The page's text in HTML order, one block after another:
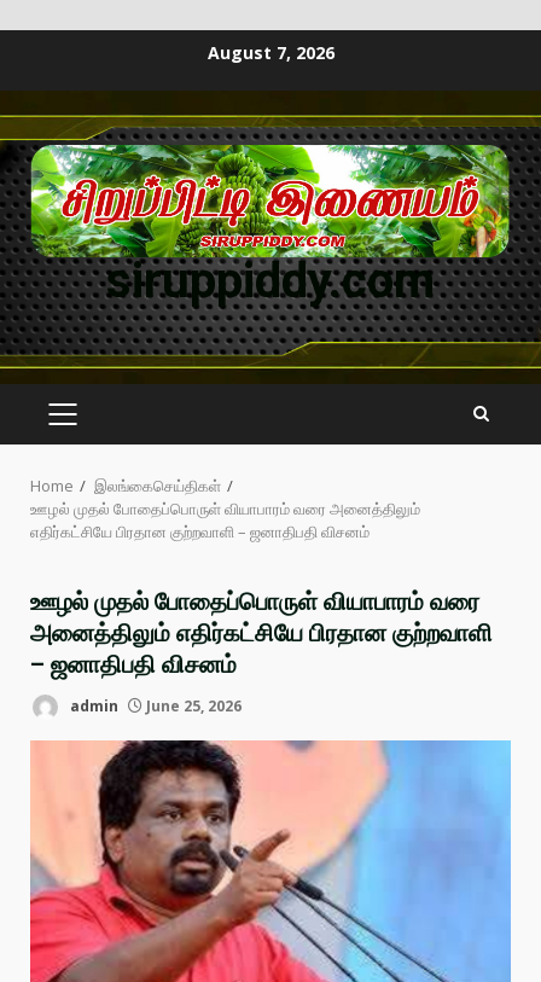
August 7, 2026
siruppiddy.com
Home
இலங்கைசெய்திகள்
ஊழல் முதல் போதைப்பொருள் வியாபாரம் வரை அனைத்திலும்
எதிர்கட்சியே பிரதான குற்றவாளி – ஜனாதிபதி விசனம்
ஊழல் முதல் போதைப்பொருள் வியாபாரம் வரை
அனைத்திலும் எதிர்கட்சியே பிரதான குற்றவாளி
– ஜனாதிபதி விசனம்
admin June 25, 2026